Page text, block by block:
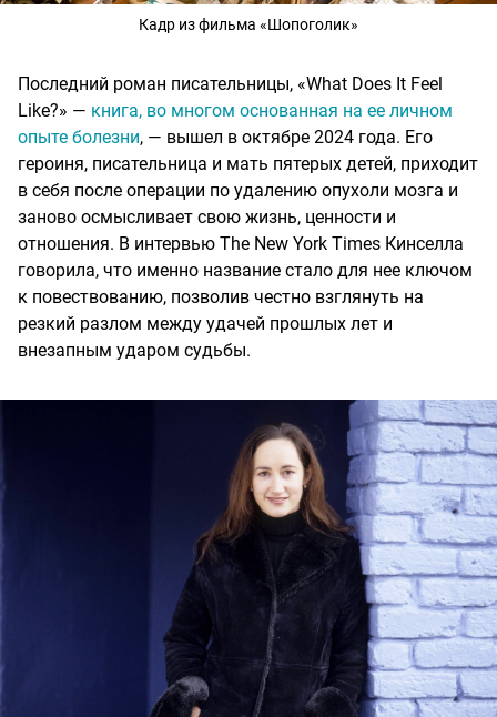
Кадр из фильма «Шопоголик»
Последний роман писательницы, «What Does It Feel
Like?» — книга, во многом основанная на ее личном
опыте болезни, — вышел в октябре 2024 года. Его
героиня, писательница и мать пятерых детей, приходит
в себя после операции по удалению опухоли мозга и
заново осмысливает свою жизнь, ценности и
отношения. В интервью The New York Times Кинселла
говорила, что именно название стало для нее ключом
к повествованию, позволив честно взглянуть на
резкий разлом между удачей прошлых лет и
внезапным ударом судьбы.